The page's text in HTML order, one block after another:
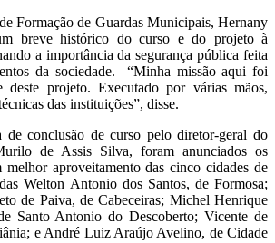
Formação de Guardas Municipais, Hernany
breve histórico do curso e do projeto à
a importância da segurança pública feita
da sociedade. “Minha missão aqui foi
deste projeto. Executado por várias mãos,
das instituições”, disse.
de conclusão de curso pelo diretor-geral do
de Assis Silva, foram anunciados os
aproveitamento das cinco cidades de
Welton Antonio dos Santos, de Formosa;
de Paiva, de Cabeceiras; Michel Henrique
Santo Antonio do Descoberto; Vicente de
e André Luiz Araújo Avelino, de Cidade